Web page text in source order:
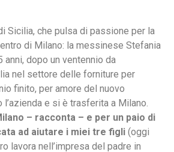
Sicilia, che pulsa di passione per la
di Milano: la messinese Stefania
anni, dopo un ventennio da
nel settore delle forniture per
finito, per amore del nuovo
l’azienda e si è trasferita a Milano.
– racconta – e per un paio di
ad aiutare i miei tre figli (oggi
lavora nell’impresa del padre in